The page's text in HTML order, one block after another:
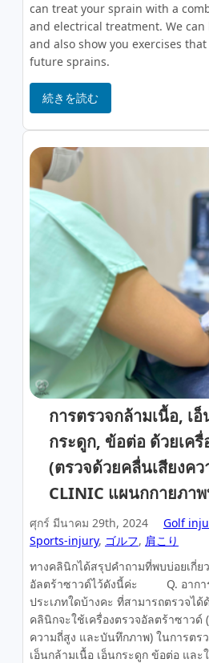
can treat your sprain with a
and electrical treatment. We
and also show you exercises
future sprains.
続きを読む
การตรวจกล้ามเนื้อ, เ
กระดูก, ข้อต่อ ด้วยเค
(ตรวจด้วยคลื่นเสียงค
CLINIC แผนกกายภา
ศุกร์ มีนาคม 29th, 2024 Golf
Sports-injury, ゴルフ, 肩こり
ทางคลินิกได้สรุปคำถามที่พบบ่อยเกี่ย
อัลตร้าซาวด์ไว้ดังนี้ค่ะ Q. อาการ
ประเภทใดบ้างคะ ที่สามารถตรวจได้
คลินิกจะใช้เครื่องตรวจอัลตร้าซาวด์
ความถี่สูง และบันทึกภาพ) ในการต
เอ็นกล้ามเนื้อ เอ็นกระดูก ข้อต่อ และ